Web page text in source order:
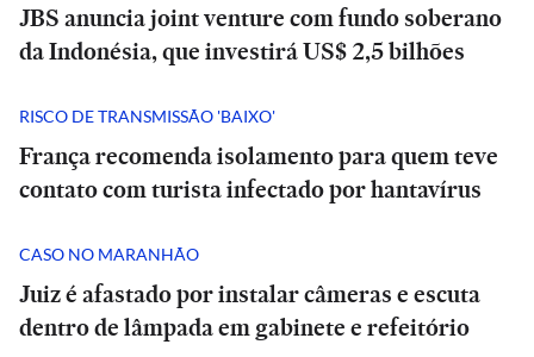
JBS anuncia joint venture com fundo soberano
da Indonésia, que investirá US$ 2,5 bilhões
RISCO DE TRANSMISSÃO 'BAIXO'
França recomenda isolamento para quem teve
contato com turista infectado por hantavírus
CASO NO MARANHÃO
Juiz é afastado por instalar câmeras e escuta
dentro de lâmpada em gabinete e refeitório